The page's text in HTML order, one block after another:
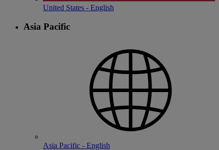
United States - English
Asia Pacific
Asia Pacific - English